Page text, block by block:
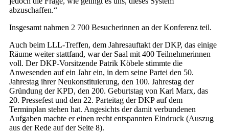
abzuschaffen.“
Insgesamt nahmen 2 700 Besucherinnen an der Konferenz teil.
Auch beim LLL-Treffen, dem Jahresauftakt der DKP, das einige
Räume weiter stattfand, war der Saal mit 400 Teilnehmerinnen
voll. Der DKP-Vorsitzende Patrik Köbele stimmte die
Anwesenden auf ein Jahr ein, in dem seine Partei den 50.
Jahrestag ihrer Neukonstituierung, den 100. Jahrestag der
Gründung der KPD, den 200. Geburtstag von Karl Marx, das
20. Pressefest und den 22. Parteitag der DKP auf dem
Terminplan stehen hat. Angesichts der damit verbundenen
Aufgaben machte er einen recht entspannten Eindruck (Auszug
aus der Rede auf der Seite 8).